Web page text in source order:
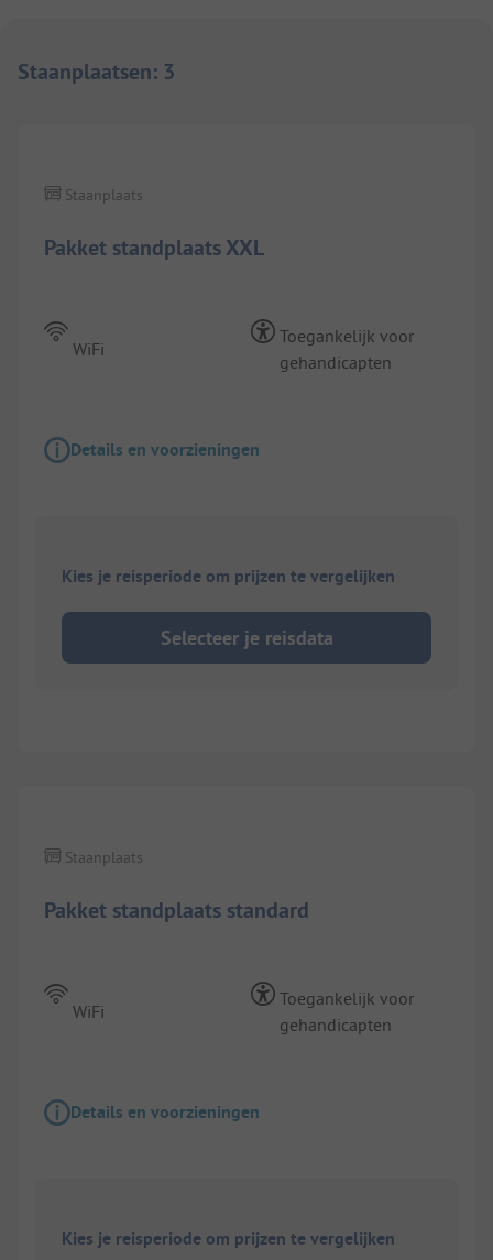
Staanplaatsen: 3
Pakket standplaats XXL
Staanplaats
WiFi
Toegankelijk voor
gehandicapten
Details en voorzieningen
Kies je reisperiode om prijzen te vergelijken
Selecteer je reisdata
Pakket standplaats standard
Staanplaats
WiFi
Toegankelijk voor
gehandicapten
Details en voorzieningen
Kies je reisperiode om prijzen te vergelijken